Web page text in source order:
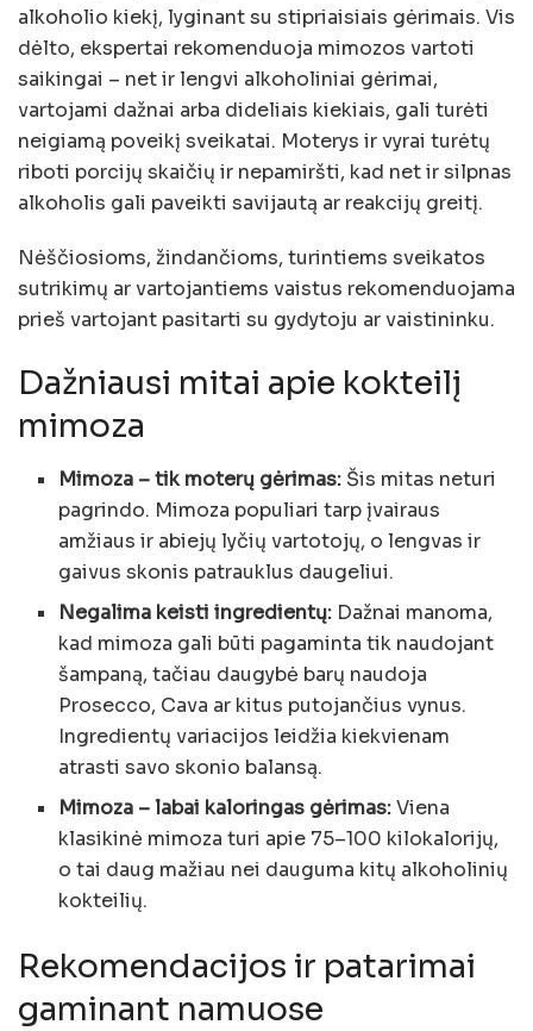
alkoholio kiekį, lyginant su stipriaisiais gėrimais. Vis
dėlto, ekspertai rekomenduoja mimozos vartoti
saikingai – net ir lengvi alkoholiniai gėrimai,
vartojami dažnai arba dideliais kiekiais, gali turėti
neigiamą poveikį sveikatai. Moterys ir vyrai turėtų
riboti porcijų skaičių ir nepamiršti, kad net ir silpnas
alkoholis gali paveikti savijautą ar reakcijų greitį.
Nėščiosioms, žindančioms, turintiems sveikatos
sutrikimų ar vartojantiems vaistus rekomenduojama
prieš vartojant pasitarti su gydytoju ar vaistininku.
Dažniausi mitai apie kokteilį
mimoza
Mimoza – tik moterų gėrimas: Šis mitas neturi
pagrindo. Mimoza populiari tarp įvairaus
amžiaus ir abiejų lyčių vartotojų, o lengvas ir
gaivus skonis patrauklus daugeliui.
Negalima keisti ingredientų: Dažnai manoma,
kad mimoza gali būti pagaminta tik naudojant
šampaną, tačiau daugybė barų naudoja
Prosecco, Cava ar kitus putojančius vynus.
Ingredientų variacijos leidžia kiekvienam
atrasti savo skonio balansą.
Mimoza – labai kaloringas gėrimas:Viena
klasikinė mimoza turi apie 75–100 kilokalorijų,
o tai daug mažiau nei dauguma kitų alkoholinių
kokteilių.
Rekomendacijos ir patarimai
gaminant namuose